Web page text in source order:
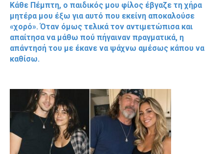
Κάθε Πέμπτη, ο παιδικός μου φίλος έβγαζε τη χήρα
μητέρα μου έξω για αυτό που εκείνη αποκαλούσε
«χορό». Όταν όμως τελικά τον αντιμετώπισα και
απαίτησα να μάθω πού πήγαιναν πραγματικά, η
απάντησή του με έκανε να ψάχνω αμέσως κάπου να
καθίσω.